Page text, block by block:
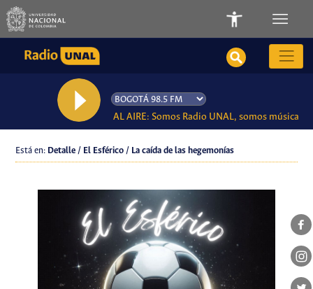
AL AIRE: Somos Radio UNAL, somos música
Está en: Detalle / El Esférico / La caída de las hegemonías